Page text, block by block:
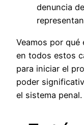
denuncia
Veamos por qué
en todos estos
para iniciar el
poder
el sistema penal.